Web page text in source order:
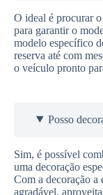
O ideal é procurar
para garantir o
modelo específico
reserva até com
o veículo pronto
Posso
Sim, é possível
uma decoração
Com a decoração a
agradável,